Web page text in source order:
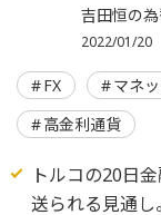
吉田恒の
2022/01/20
FX マネ
高金利通貨
トルコの20日
送られる見通し